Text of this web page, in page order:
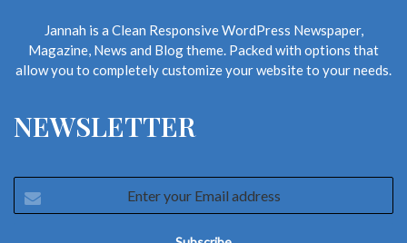
Jannah is a Clean Responsive WordPress Newspaper,
Magazine, News and Blog theme. Packed with options that
allow you to completely customize your website to your needs.
NEWSLETTER
your